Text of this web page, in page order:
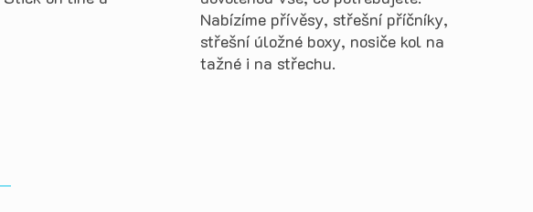
Nabízíme přívěsy, střešní příčníky,
střešní úložné boxy, nosiče kol na
tažné i na střechu.